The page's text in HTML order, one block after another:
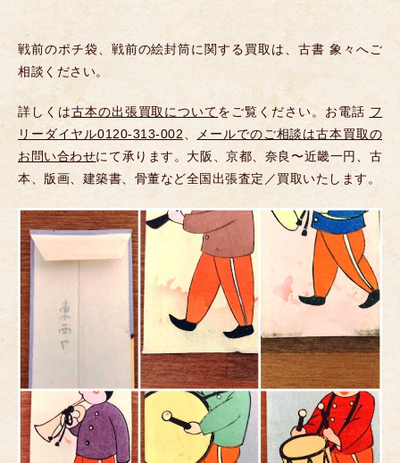
戦前のポチ袋、戦前の絵封筒に関する買取は、古書 象々へご
相談ください。
詳しくは古本の出張買取についてをご覧ください。お電話 フ
リーダイヤル0120-313-002、
メールでのご相談は古本買取の
お問い合わせにて承ります。大阪、京都、奈良〜近畿一円、古
本、版画、建築書、骨董など全国出張査定／買取いたします。